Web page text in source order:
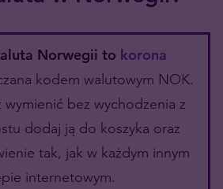
Norwegii to korona
kodem walutowym NOK.
wymienić bez wychodzenia z
dodaj ją do koszyka oraz
tak, jak w każdym innym
internetowym.